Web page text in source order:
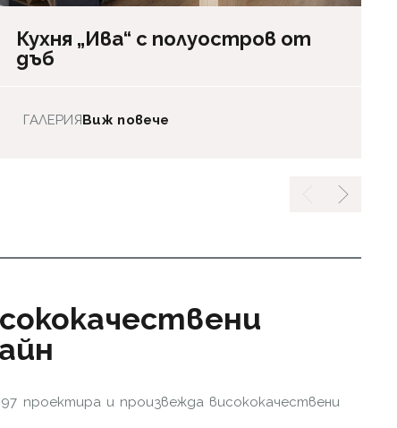
Кухня „Ива“ с полуостров от
дъб
ГАЛЕРИЯ Виж повече
проектира и произвежда висококачествени